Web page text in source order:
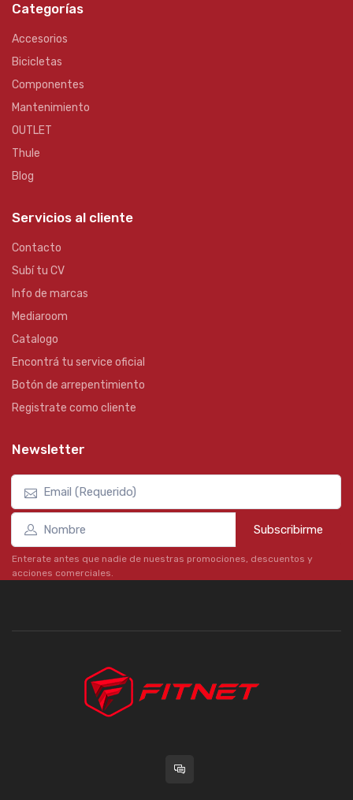
Categorías
Accesorios
Bicicletas
Componentes
Mantenimiento
OUTLET
Thule
Blog
Servicios al cliente
Contacto
Subí tu CV
Info de marcas
Mediaroom
Catalogo
Encontrá tu service oficial
Botón de arrepentimiento
Registrate como cliente
Newsletter
Subscribirme
Enterate antes que nadie de nuestras promociones, descuentos y
acciones comerciales.